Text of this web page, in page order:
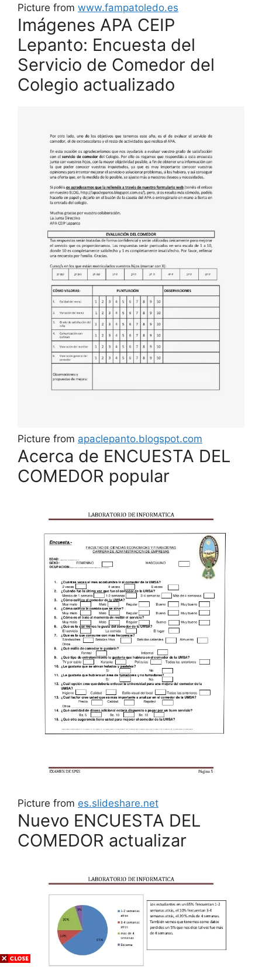
Picture from www.fampatoledo.es
Imágenes APA CEIP
Lepanto: Encuesta del
Servicio de Comedor del
Colegio actualizado
Picture from apaclepanto.blogspot.com
Acerca de ENCUESTA DEL
COMEDOR popular
Picture from es.slideshare.net
Nuevo ENCUESTA DEL
COMEDOR actualizar